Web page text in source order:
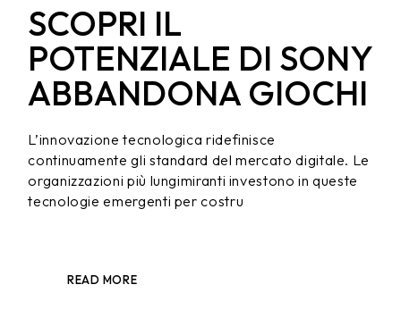
SCOPRI IL
POTENZIALE DI SONY
ABBANDONA GIOCHI
L’innovazione tecnologica ridefinisce
continuamente gli standard del mercato digitale. Le
organizzazioni più lungimiranti investono in queste
tecnologie emergenti per costru
READ MORE